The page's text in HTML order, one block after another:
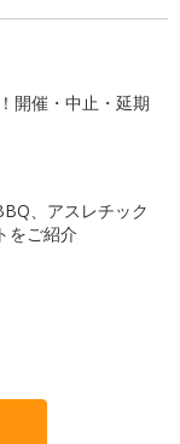
開催・中止・延期
、アスレチック
をご紹介